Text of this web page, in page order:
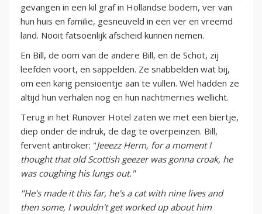
gevangen in een kil graf in Hollandse bodem, ver van
hun huis en familie, gesneuveld in een ver en vreemd
land. Nooit fatsoenlijk afscheid kunnen nemen.
En Bill, de oom van de andere Bill, en de Schot, zij
leefden voort, en sappelden. Ze snabbelden wat bij,
om een karig pensioentje aan te vullen. Wel hadden ze
altijd hun verhalen nog en hun nachtmerries wellicht.
Terug in het Runover Hotel zaten we met een biertje,
diep onder de indruk, de dag te overpeinzen. Bill,
fervent antiroker: "Jeeezz Herm, for a moment I
thought that old Scottish geezer was gonna croak, he
was coughing his lungs out."
"He's made it this far, he's a cat with nine lives and
then some, I wouldn't get worked up about him